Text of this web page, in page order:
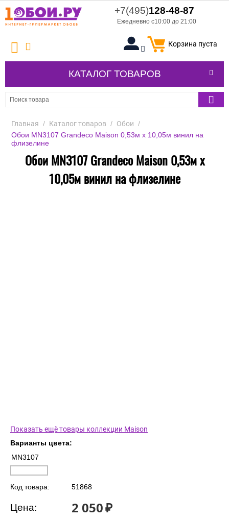
+7(495)128-48-87
Ежедневно с10:00 до 21:00
Корзина пуста
КАТАЛОГ ТОВАРОВ
Главная / Каталог товаров / Обои /
Обои MN3107 Grandeco Maison 0,53м x 10,05м винил на
флизелине
Обои MN3107 Grandeco Maison 0,53м x
10,05м винил на флизелине
Показать ещё товары коллекции Maison
Варианты цвета:
MN3107
Код товара: 51868
Цена: 2 050₽